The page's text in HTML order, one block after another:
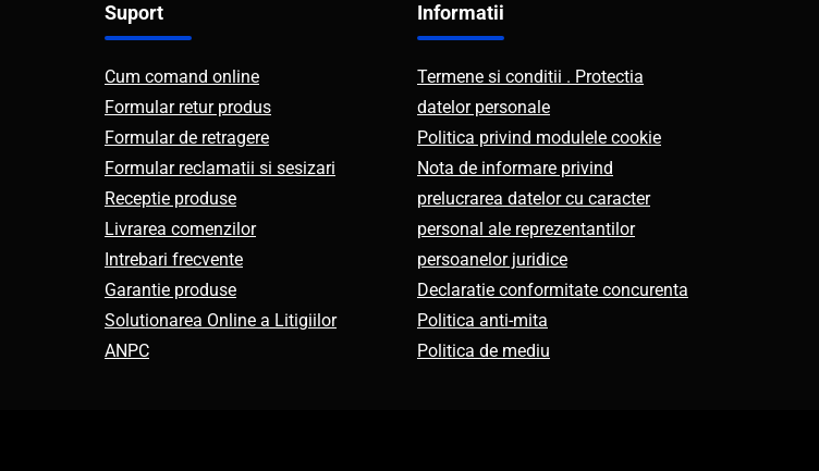
Suport
Cum comand online
Formular retur produs
Formular de retragere
Formular reclamatii si sesizari
Receptie produse
Livrarea comenzilor
Intrebari frecvente
Garantie produse
Solutionarea Online a Litigiilor
ANPC
Informatii
Termene si conditii . Protectia
datelor personale
Politica privind modulele cookie
Nota de informare privind
prelucrarea datelor cu caracter
personal ale reprezentantilor
persoanelor juridice
Declaratie conformitate concurenta
Politica anti-mita
Politica de mediu